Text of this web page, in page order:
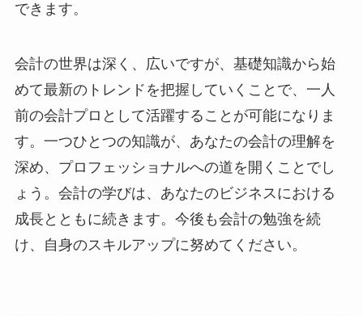
できます。
会計の世界は深く、広いですが、基礎知識から始
めて最新のトレンドを把握していくことで、一人
前の会計プロとして活躍することが可能になりま
す。一つひとつの知識が、あなたの会計の理解を
深め、プロフェッショナルへの道を開くことでし
ょう。会計の学びは、あなたのビジネスにおける
成長とともに続きます。今後も会計の勉強を続
け、自身のスキルアップに努めてください。